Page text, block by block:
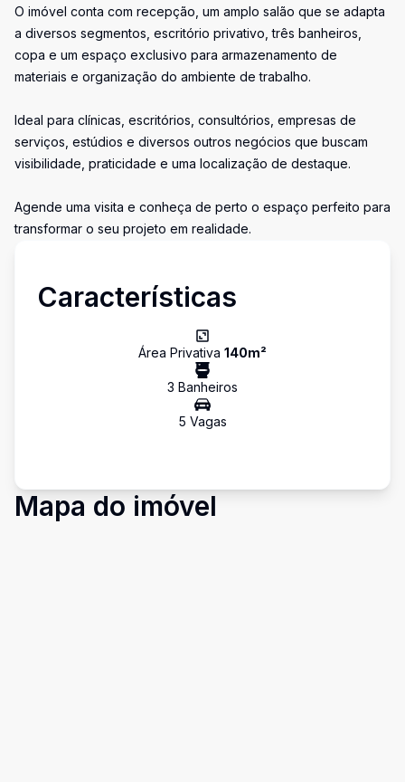
O imóvel conta com recepção, um amplo salão que se adapta
a diversos segmentos, escritório privativo, três banheiros,
copa e um espaço exclusivo para armazenamento de
materiais e organização do ambiente de trabalho.
Ideal para clínicas, escritórios, consultórios, empresas de
serviços, estúdios e diversos outros negócios que buscam
visibilidade, praticidade e uma localização de destaque.
Agende uma visita e conheça de perto o espaço perfeito para
transformar o seu projeto em realidade.
Características
Área Privativa 140m²
3 Banheiros
5 Vagas
Mapa do imóvel